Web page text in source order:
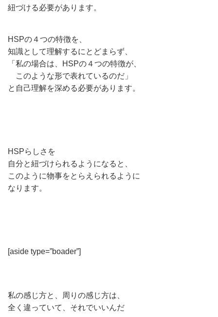
紐づける必要があります。
HSPの４つの特徴を、
知識として理解するにとどまらず、
「私の場合は、HSPの４つの特徴が、
このような形で表れているのだ」
と自己理解を深める必要があります。
HSPらしさを
自分と紐づけられるようになると、
このように物事をとらえられるように
なります。
[aside type=”boader”]
私の感じ方と、周りの感じ方は、
全く違っていて、それでいいんだ